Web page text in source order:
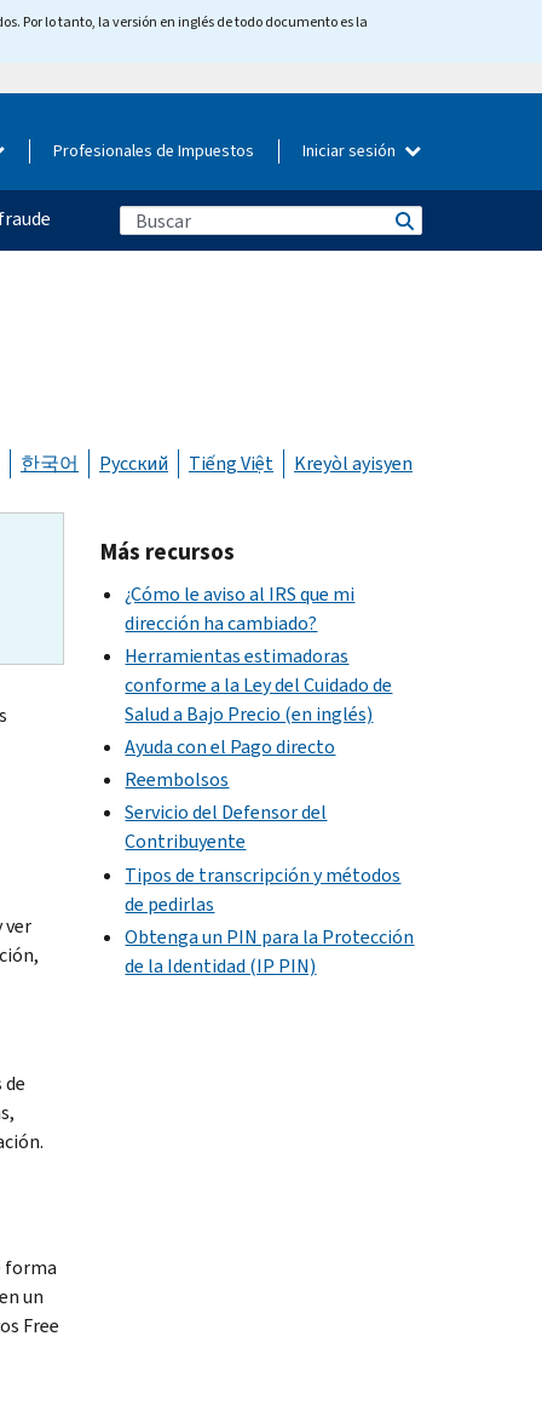
Por lo tanto, la versión en inglés de todo documento es la
Profesionales de Impuestos Iniciar sesión
한국어 Русский Tiếng Việt Kreyòl ayisyen
ver
forma
un
Free
Más recursos
¿Cómo le aviso al IRS que mi
dirección ha cambiado?
Herramientas estimadoras
conforme a la Ley del Cuidado de
Salud a Bajo Precio (en inglés)
Ayuda con el Pago directo
Reembolsos
Servicio del Defensor del
Contribuyente
Tipos de transcripción y métodos
de pedirlas
Obtenga un PIN para la Protección
de la Identidad (IP PIN)